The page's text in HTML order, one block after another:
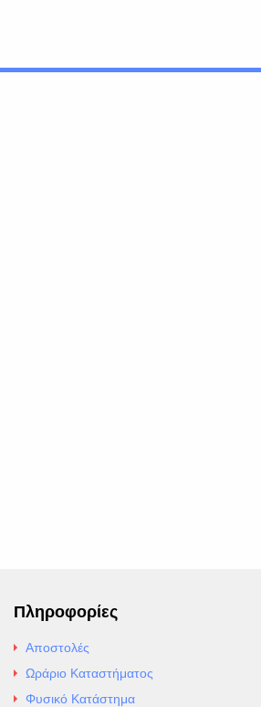
Πληροφορίες
Αποστολές
Ωράριο Καταστήματος
Φυσικό Κατάστημα